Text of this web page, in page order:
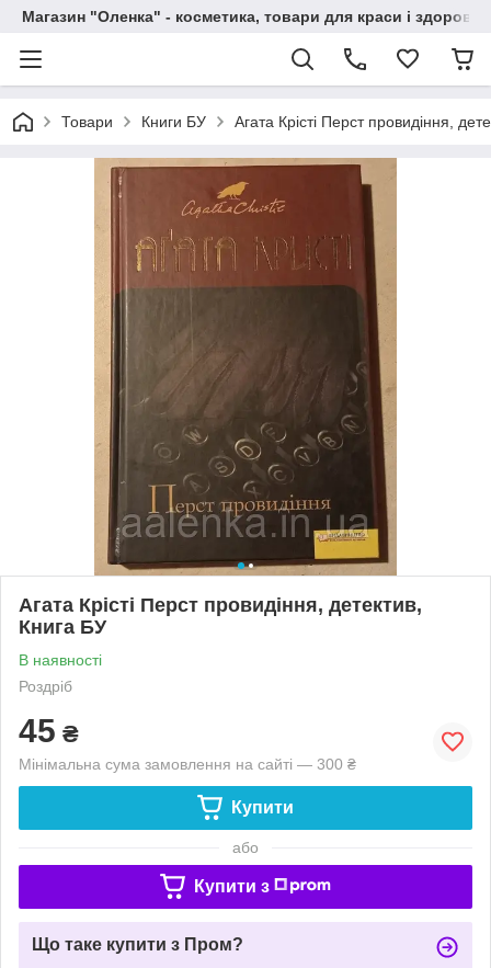
Магазин "Оленка" - косметика, товари для краси і здоров'я
Товари Книги БУ Агата Крісті Перст провидіння,
Агата Крісті Перст провидіння, детектив,
Книга БУ
В наявності
Роздріб
45 ₴
Мінімальна сума замовлення на сайті — 300 ₴
Купити
або
Купити з
Що таке купити з Пром?